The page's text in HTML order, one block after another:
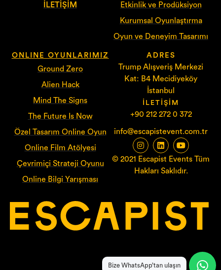
İLETIŞIM
Etkinlik ve Prodüksiyon
Kurumsal Oyunlaştırma
Oyun ve Deneyim Tasarımı
ONLINE OYUNLARIMIZ
Ground Zero
Alien Hack
Mind The Signs
The Future Is Now
Özel Tasarım Online Oyun
Online Film Atölyesi
Çevrimiçi Strateji Oyunu
Online Bilgi Yarışması
Bize WhatsApp’tan ulaşın
ADRES
Trump Alışveriş Merkezi
Kat: B4 Mecidiyeköy
İstanbul
İLETIŞIM
+90 212 272 0 372
info@escapistevent.com.tr
© 2021 Escapist Events Tüm
Hakları Saklıdır.